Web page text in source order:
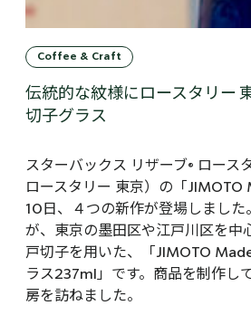
Coffee & Craft
伝統的な紋様にロースタリー
切子グラス
スターバックス リザーブ® ロース
ロースタリー 東京）の「JIMOTO
10日、４つの新作が登場しました
が、東京の墨田区や江戸川区を中
戸切子を用いた、「JIMOTO
ラス237ml」です。商品を制作し
房を訪ねました。